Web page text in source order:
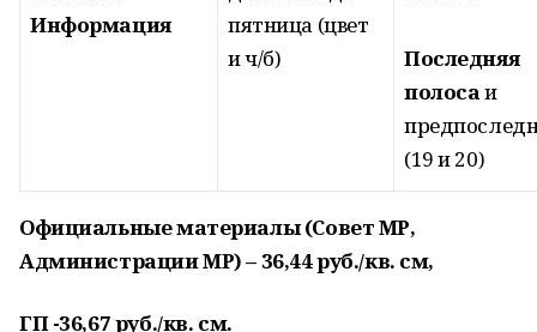
Информация
пятница (цвет
и ч/б)
Последняя
полосаи
(19 и 20)
Официальные материалы (Совет МР,
Администрации МР) – 36,44 руб./кв. см,
ГП -36,67 руб./кв. см.